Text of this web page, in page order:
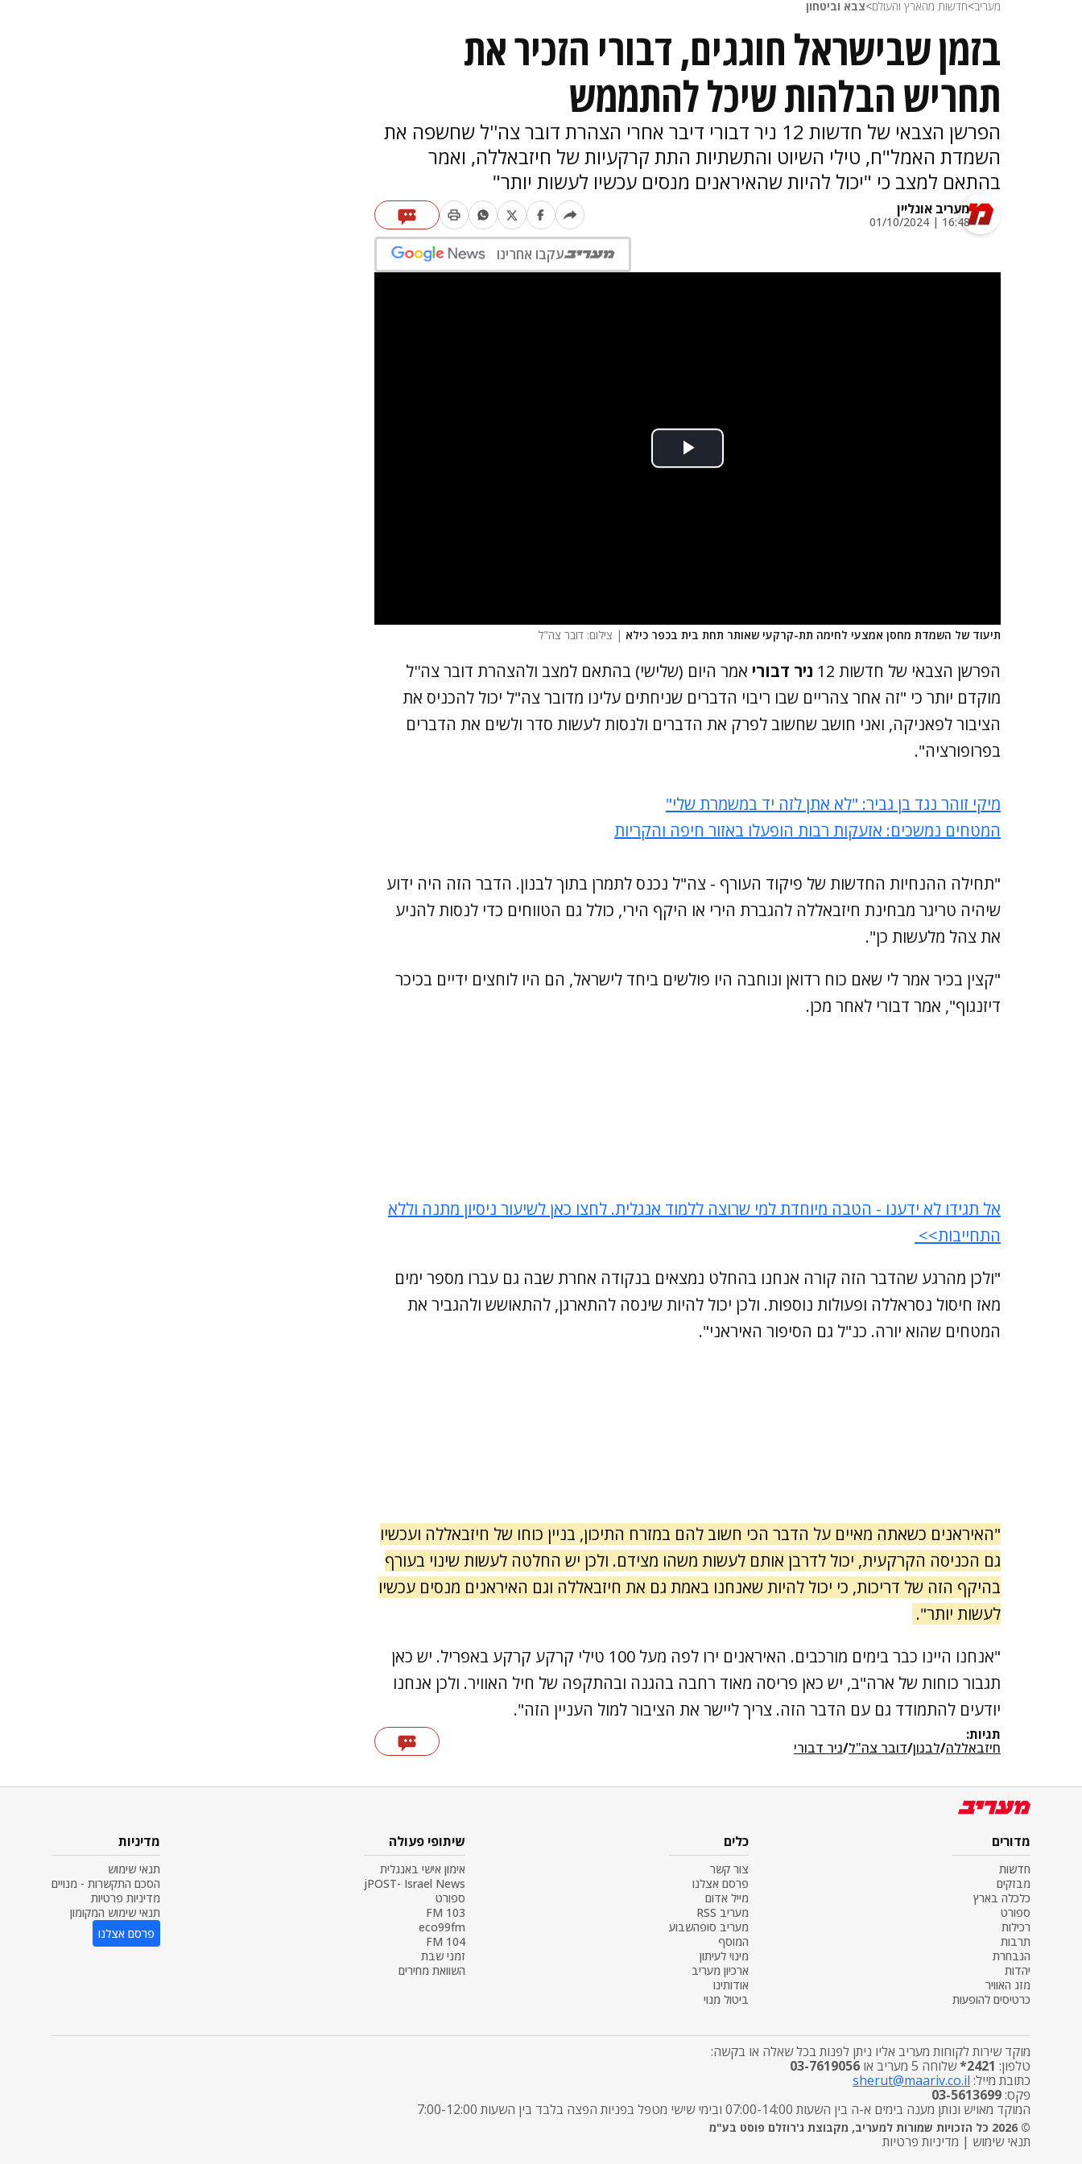
מעריב>חדשות מהארץ והעולם>צבא וביטחון
בזמן שבישראל חוגגים, דבורי הזכיר את
תחריש הבלהות שיכל להתממש
הפרשן הצבאי של חדשות 12 ניר דבורי דיבר אחרי הצהרת דובר צה''ל שחשפה את
השמדת האמל"ח, טילי השיוט והתשתיות התת קרקעיות של חיזבאללה, ואמר
בהתאם למצב כי "יכול להיות שהאיראנים מנסים עכשיו לעשות יותר"
מעריב אונליין
16:48 | 01/10/2024
עקבו אחרינו
תיעוד של השמדת מחסן אמצעי לחימה תת-קרקעי שאותר תחת בית בכפר כילא | צילום: דובר צה"ל
הפרשן הצבאי של חדשות 12 ניר דבורי אמר היום (שלישי) בהתאם למצב ולהצהרת דובר צה''ל
מוקדם יותר כי "זה אחר צהריים שבו ריבוי הדברים שניחתים עלינו מדובר צה"ל יכול להכניס את
הציבור לפאניקה, ואני חושב שחשוב לפרק את הדברים ולנסות לעשות סדר ולשים את הדברים
בפרופורציה".
מיקי זוהר נגד בן גביר: "לא אתן לזה יד במשמרת שלי"
המטחים נמשכים: אזעקות רבות הופעלו באזור חיפה והקריות
"תחילה ההנחיות החדשות של פיקוד העורף - צה"ל נכנס לתמרן בתוך לבנון. הדבר הזה היה ידוע
שיהיה טריגר מבחינת חיזבאללה להגברת הירי או היקף הירי, כולל גם הטווחים כדי לנסות להניע
את צהל מלעשות כן".
"קצין בכיר אמר לי שאם כוח רדואן ונוחבה היו פולשים ביחד לישראל, הם היו לוחצים ידיים בכיכר
דיזנגוף", אמר דבורי לאחר מכן.
אל תגידו לא ידענו - הטבה מיוחדת למי שרוצה ללמוד אנגלית. לחצו כאן לשיעור ניסיון מתנה וללא
התחייבות>>
"ולכן מהרגע שהדבר הזה קורה אנחנו בהחלט נמצאים בנקודה אחרת שבה גם עברו מספר ימים
מאז חיסול נסראללה ופעולות נוספות. ולכן יכול להיות שינסה להתארגן, להתאושש ולהגביר את
המטחים שהוא יורה. כנ"ל גם הסיפור האיראני".
"האיראנים כשאתה מאיים על הדבר הכי חשוב להם במזרח התיכון, בניין כוחו של חיזבאללה ועכשיו
גם הכניסה הקרקעית, יכול לדרבן אותם לעשות משהו מצידם. ולכן יש החלטה לעשות שינוי בעורף
בהיקף הזה של דריכות, כי יכול להיות שאנחנו באמת גם את חיזבאללה וגם האיראנים מנסים עכשיו
לעשות יותר".
"אנחנו היינו כבר בימים מורכבים. האיראנים ירו לפה מעל 100 טילי קרקע קרקע באפריל. יש כאן
תגבור כוחות של ארה"ב, יש כאן פריסה מאוד רחבה בהגנה ובהתקפה של חיל האוויר. ולכן אנחנו
יודעים להתמודד גם עם הדבר הזה. צריך ליישר את הציבור למול העניין הזה".
תגיות:
חיזבאללה/לבנון/דובר צה"ל/ניר דבורי
מדורים
חדשות
מבזקים
כלכלה בארץ
ספורט
רכילות
תרבות
הנבחרת
יהדות
מזג האוויר
כרטיסים להופעות
כלים
צור קשר
פרסם אצלנו
מייל אדום
מעריב RSS
מעריב סופהשבוע
המוסף
מינוי לעיתון
ארכיון מעריב
אודותינו
ביטול מנוי
שיתופי פעולה
אימון אישי באנגלית
jPOST- Israel News
ספורט
103 FM
eco99fm
104 FM
זמני שבת
השוואת מחירים
מדיניות
תנאי שימוש
הסכם התקשרות - מנויים
מדיניות פרטיות
תנאי שימוש המקומון
פרסם אצלנו
מוקד שירות לקוחות מעריב אליו ניתן לפנות בכל שאלה או בקשה:
טלפון: 2421* שלוחה 5 מעריב או
03-7619056
כתובת מייל: sherut@maariv.co.il
פקס:03-5613699
המוקד מאויש ונותן מענה בימים א-ה בין השעות 07:00-14:00 ובימי שישי מטפל בפניות הפצה בלבד בין השעות 7:00-12:00
© 2026 כל הזכויות שמורות למעריב, מקבוצת ג'רוזלם פוסט בע"מ
תנאי שימוש | מדיניות פרטיות